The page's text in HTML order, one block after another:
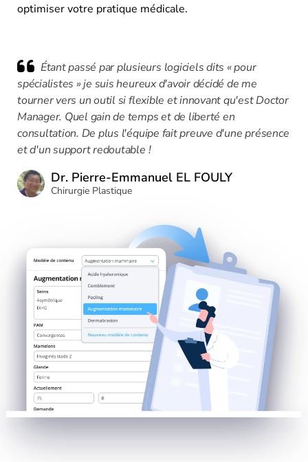
optimiser votre pratique médicale.
Étant passé par plusieurs logiciels dits « pour
spécialistes » je suis heureux d'avoir décidé de me
tourner vers un outil si flexible et innovant qu'est Doctor
Manager. Quel gain de temps et de liberté en
consultation. De plus l'équipe fait preuve d'une présence
et d'un support redoutable !
Dr. Pierre-Emmanuel EL FOULY
Chirurgie Plastique